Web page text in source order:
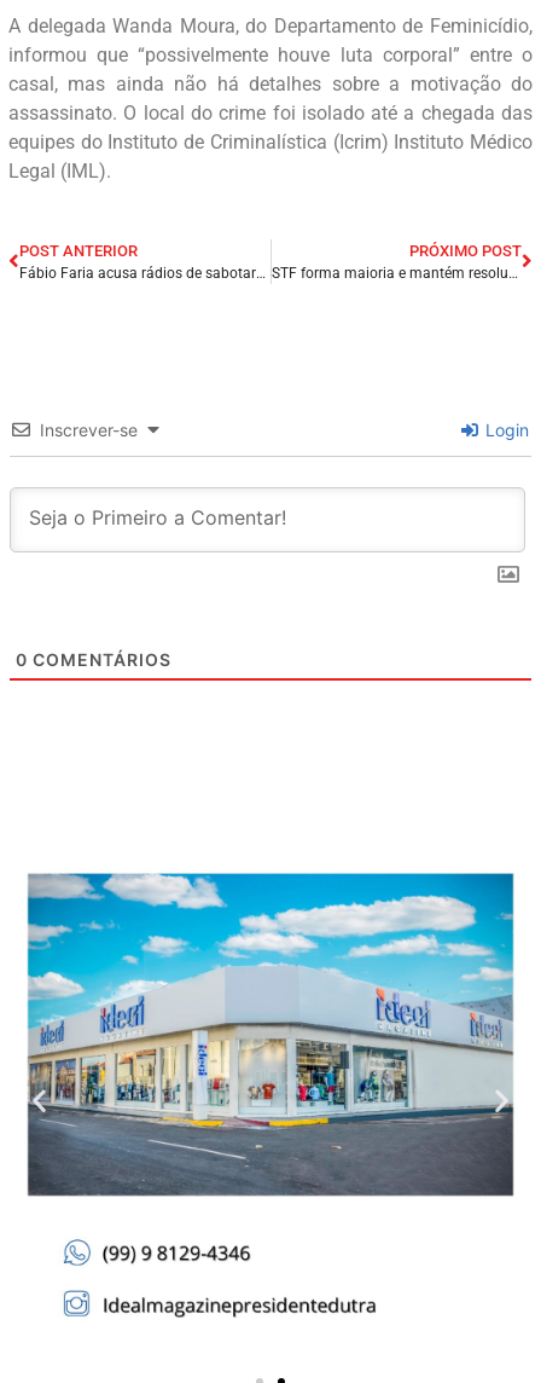
A delegada Wanda Moura, do Departamento de Feminicídio,
informou que “possivelmente houve luta corporal” entre o
casal, mas ainda não há detalhes sobre a motivação do
assassinato. O local do crime foi isolado até a chegada das
equipes do Instituto de Criminalística (Icrim) Instituto Médico
Legal (IML).
POST ANTERIOR
Fábio Faria acusa rádios de sabotarem propaganda de Bolsonaro e afirma que TSE vai investigar.
PRÓXIMO POST
STF forma maioria e mantém resolução que amplia poderes do TSE contra fake news.
Inscrever-se Login
0 COMENTÁRIOS